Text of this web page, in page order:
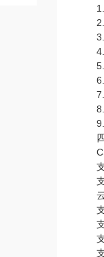
1.
2.
3.
4.
5.
6.
7.
8.
9.
四
CS
支
支
云
支
支
支
支